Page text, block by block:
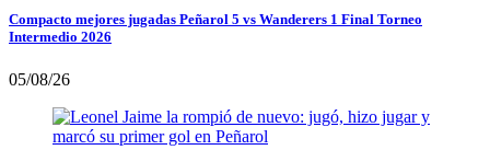
Compacto mejores jugadas Peñarol 5 vs Wanderers 1 Final Torneo
Intermedio 2026
05/08/26